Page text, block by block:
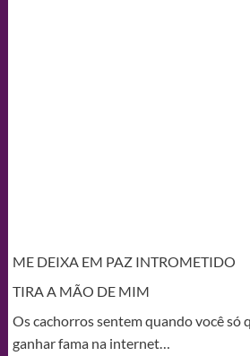
ME DEIXA EM PAZ INTROMETIDO
TIRA A MÃO DE MIM
Os cachorros sentem quando você só
ganhar fama na internet…